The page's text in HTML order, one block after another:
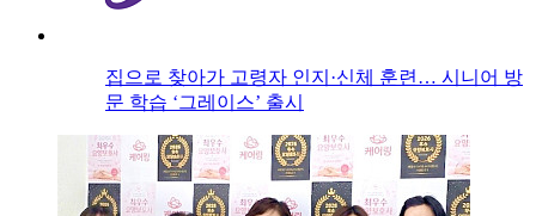
집으로 찾아가 고령자 인지·신체 훈련… 시니어 방
문 학습 ‘그레이스’ 출시